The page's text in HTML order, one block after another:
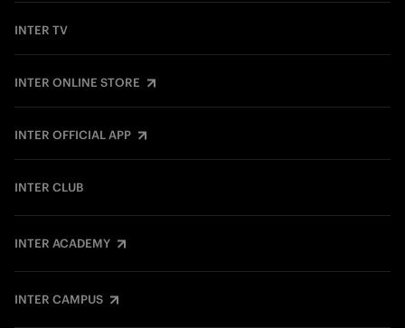
INTER TV
INTER ONLINE STORE
INTER OFFICIAL APP
INTER CLUB
INTER ACADEMY
INTER CAMPUS